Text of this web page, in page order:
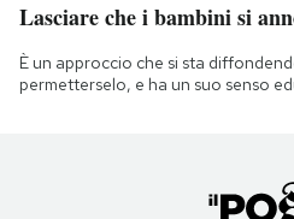
Lasciare che i bambini si
È un approccio che si sta
permetterselo, e ha un suo senso